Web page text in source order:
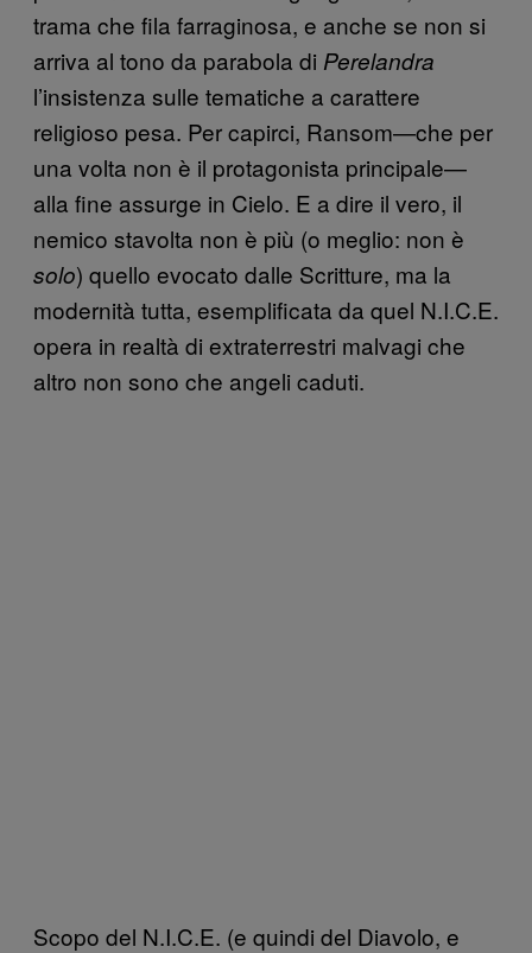
trama che fila farraginosa, e anche se non si
arriva al tono da parabola di Perelandra
l’insistenza sulle tematiche a carattere
religioso pesa. Per capirci, Ransom—che per
una volta non è il protagonista principale—
alla fine assurge in Cielo. E a dire il vero, il
nemico stavolta non è più (o meglio: non è
solo) quello evocato dalle Scritture, ma la
modernità tutta, esemplificata da quel N.I.C.E.
opera in realtà di extraterrestri malvagi che
altro non sono che angeli caduti.
Scopo del N.I.C.E. (e quindi del Diavolo, e